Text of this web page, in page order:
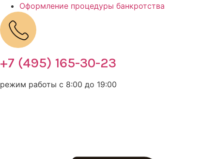
Оформление процедуры банкротства
+7 (495) 165-30-23
режим работы с 8:00 до 19:00